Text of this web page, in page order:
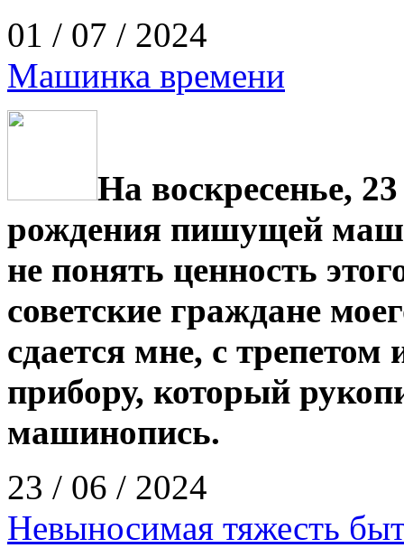
01 / 07 / 2024
Машинка времени
На воскресенье,
рождения пишущей
не понять ценность
советские граждане
сдается мне, с
прибору, который
машинопись.
23 / 06 / 2024
Невыносимая тяжесть